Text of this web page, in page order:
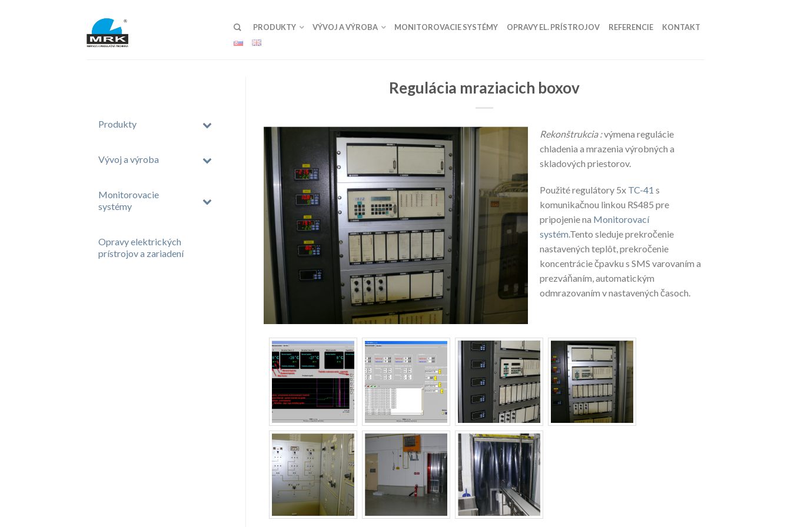
PRODUKTY VÝVOJ A VÝROBA MONITOROVACIE SYSTÉMY OPRAVY EL. PRÍSTROJOV REFERENCIE KONTAKT
Regulácia mraziacich boxov
Rekonštrukcia :výmena regulácie
chladenia a mrazenia výrobných a
skladových priestorov.
Použité regulátory 5x TC-41 s
komunikačnou linkou RS485 pre
pripojenie na Monitorovací
systém.Tento sleduje prekročenie
nastavených teplôt, prekročenie
koncentrácie čpavku s SMS varovaním a
prezváňaním, automatickým
odmrazovaním v nastavených časoch.
Produkty
Vývoj a výroba
Monitorovacie
systémy
Opravy elektrických
prístrojov a zariadení